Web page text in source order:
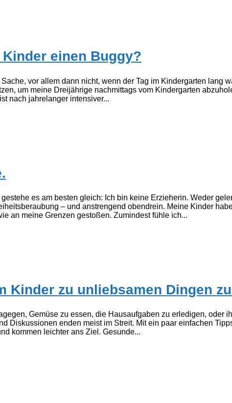
einen Buggy?
vor allem dann nicht, wenn der Tag im Kindergarten lang
um meine Dreijährige nachmittags vom Kindergarten
nach jahrelanger intensiver...
es am besten gleich: Ich bin keine Erzieherin. Weder
– und anstrengend obendrein. Meine Kinder
an meine Grenzen gestoßen. Zumindest fühle ich...
Kinder zu unliebsamen Dingen
Gemüse zu essen, die Hausaufgaben zu erledigen, oder
Diskussionen enden meist im Streit. Mit ein paar einfachen
kommen leichter ans Ziel. Gesunde...